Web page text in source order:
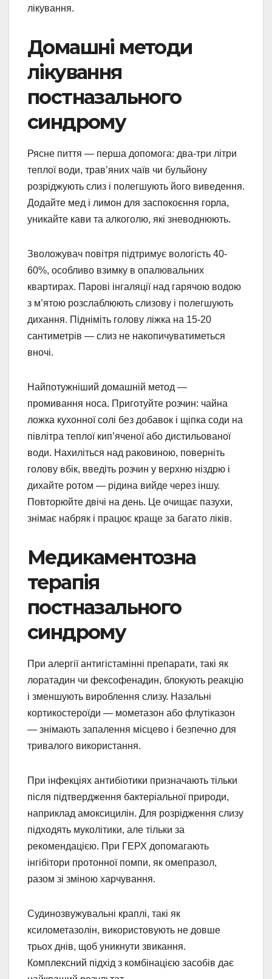
лікування.
Домашні методи
лікування
постназального
синдрому
Рясне пиття — перша допомога: два-три літри
теплої води, трав’яних чаїв чи бульйону
розріджують слиз і полегшують його виведення.
Додайте мед і лимон для заспокоєння горла,
уникайте кави та алкоголю, які зневоднюють.
Зволожувач повітря підтримує вологість 40-
60%, особливо взимку в опалювальних
квартирах. Парові інгаляції над гарячою водою
з м’ятою розслаблюють слизову і полегшують
дихання. Підніміть голову ліжка на 15-20
сантиметрів — слиз не накопичуватиметься
вночі.
Найпотужніший домашній метод —
промивання носа. Приготуйте розчин: чайна
ложка кухонної солі без добавок і щіпка соди на
півлітра теплої кип’яченої або дистильованої
води. Нахиліться над раковиною, поверніть
голову вбік, введіть розчин у верхню ніздрю і
дихайте ротом — рідина вийде через іншу.
Повторюйте двічі на день. Це очищає пазухи,
знімає набряк і працює краще за багато ліків.
Медикаментозна
терапія
постназального
синдрому
При алергії антигістамінні препарати, такі як
лоратадин чи фексофенадин, блокують реакцію
і зменшують вироблення слизу. Назальні
кортикостероїди — мометазон або флутіказон
— знімають запалення місцево і безпечно для
тривалого використання.
При інфекціях антибіотики призначають тільки
після підтвердження бактеріальної природи,
наприклад амоксицилін. Для розрідження слизу
підходять муколітики, але тільки за
рекомендацією. При ГЕРХ допомагають
інгібітори протонної помпи, як омепразол,
разом зі зміною харчування.
Судинозвужувальні краплі, такі як
ксилометазолін, використовують не довше
трьох днів, щоб уникнути звикання.
Комплексний підхід з комбінацією засобів дає